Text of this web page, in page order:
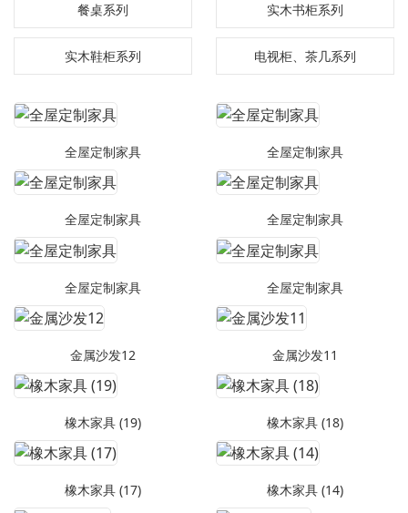
餐桌系列 实木书柜系列
实木鞋柜系列 电视柜、茶几系列
全屋定制家具 全屋定制家具
全屋定制家具 全屋定制家具
全屋定制家具 全屋定制家具
金属沙发12 金属沙发11
橡木家具 (19) 橡木家具 (18)
橡木家具 (17) 橡木家具 (14)